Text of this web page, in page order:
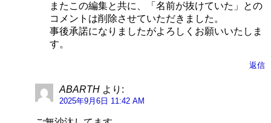
またこの編集と共に、「名前が抜けていた」との
コメントは削除させていただきました。
事後承諾になりましたがよろしくお願いいたしま
す。
返信
ABARTH より:
2025年9月6日 11:42 AM